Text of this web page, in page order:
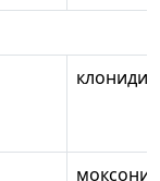
клонидин